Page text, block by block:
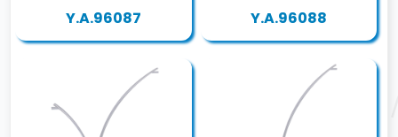
Y.A.96087 Y.A.96088